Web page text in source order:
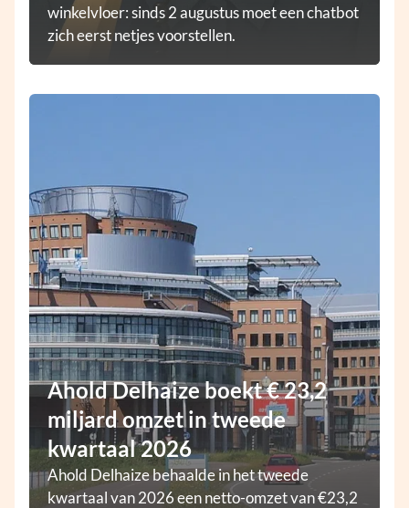
winkelvloer: sinds 2 augustus moet een chatbot
zich eerst netjes voorstellen.
Ahold Delhaize boekt € 23,2
miljard omzet in tweede
kwartaal 2026
Ahold Delhaize behaalde in het tweede
kwartaal van 2026 een netto-omzet van €23,2